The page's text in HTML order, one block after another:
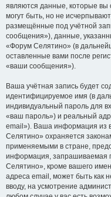
являются данные, которые
могут быть, но не
размещённые под учётной
сообщения»), данные,
«Форум Селятино» (в
оставленные вами после
«ваши сообщения»).
Ваша учётная запись будет
идентифицируемое имя (в
индивидуальный пароль для
«ваш пароль») и реальный
email»). Ваша информация из
Селятино» охраняется
применяемыми в стране,
информация, запрашиваемая
Селятино», кроме вашего
адреса email, может быть как
вводу, на усмотрение